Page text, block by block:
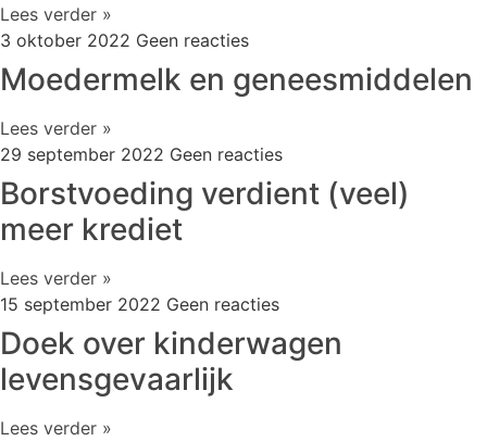
Lees verder »
3 oktober 2022 Geen reacties
Moedermelk en geneesmiddelen
Lees verder »
29 september 2022 Geen reacties
Borstvoeding verdient (veel)
meer krediet
Lees verder »
15 september 2022 Geen reacties
Doek over kinderwagen
levensgevaarlijk
Lees verder »